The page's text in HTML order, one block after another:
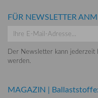
FÜR NEWSLETTER
Der Newsletter kann jederzeit
werden.
MAGAZIN |